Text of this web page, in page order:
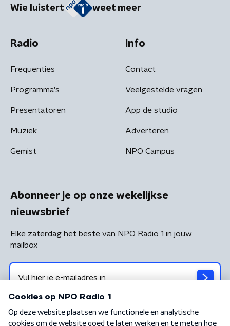
Wie luistert weet meer
Radio
Frequenties
Programma's
Presentatoren
Muziek
Gemist
Info
Contact
Veelgestelde vragen
App de studio
Adverteren
NPO Campus
Abonneer je op onze wekelijkse
nieuwsbrief
Elke zaterdag het beste van NPO Radio 1 in jouw
mailbox